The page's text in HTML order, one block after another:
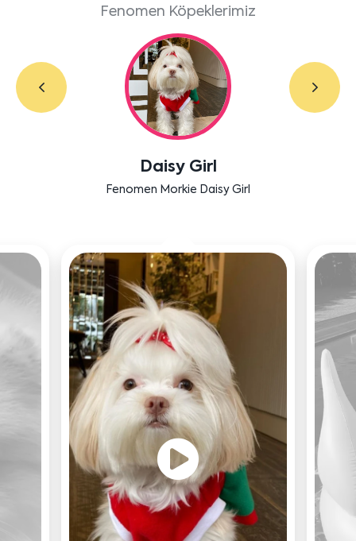
Fenomen Köpeklerimiz
Daisy Girl
Fenomen Morkie Daisy Girl